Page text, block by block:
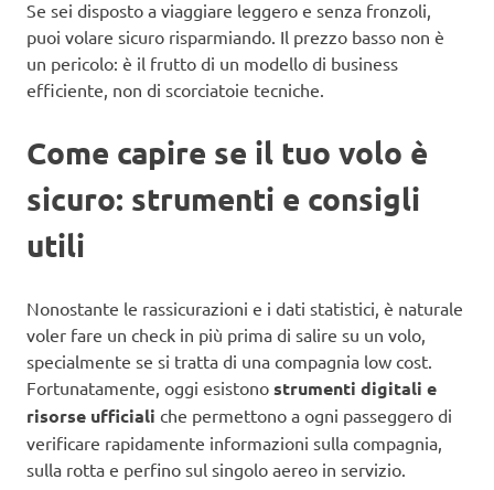
Se sei disposto a viaggiare leggero e senza fronzoli,
puoi volare sicuro risparmiando. Il prezzo basso non è
un pericolo: è il frutto di un modello di business
efficiente, non di scorciatoie tecniche.
Come capire se il tuo volo è
sicuro: strumenti e consigli
utili
Nonostante le rassicurazioni e i dati statistici, è naturale
voler fare un check in più prima di salire su un volo,
specialmente se si tratta di una compagnia low cost.
Fortunatamente, oggi esistono strumenti digitali e
risorse ufficiali che permettono a ogni passeggero di
verificare rapidamente informazioni sulla compagnia,
sulla rotta e perfino sul singolo aereo in servizio.